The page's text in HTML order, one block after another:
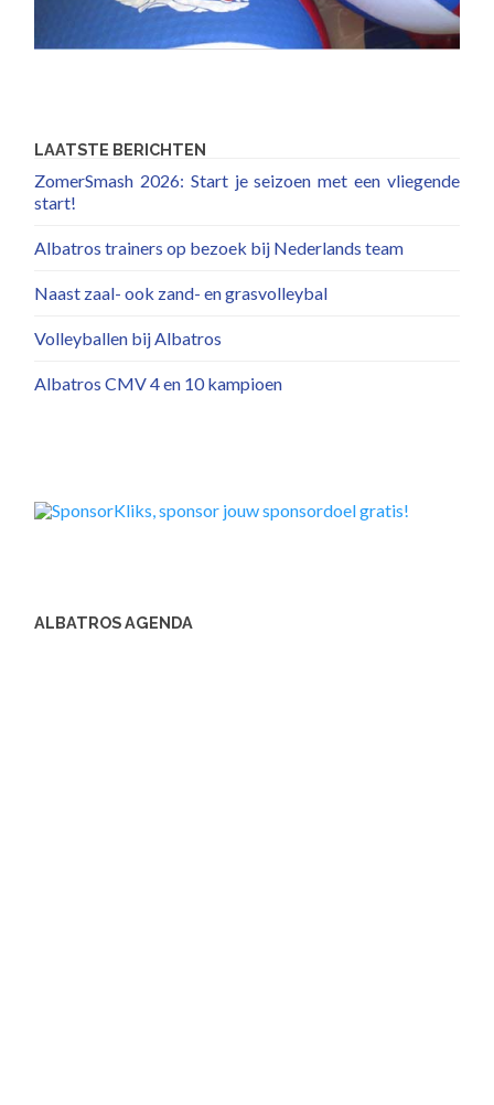
LAATSTE BERICHTEN
ZomerSmash 2026: Start je seizoen met een vliegende
start!
Albatros trainers op bezoek bij Nederlands team
Naast zaal- ook zand- en grasvolleybal
Volleyballen bij Albatros
Albatros CMV 4 en 10 kampioen
ALBATROS AGENDA